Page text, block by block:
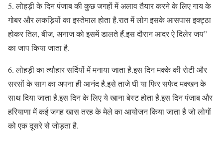
5. लोहड़ी के दिन पंजाब की कुछ जगहों में अलाव तैयार करने के लिए गाय के
गोबर और लकड़ियों का इस्तेमाल होता है.रात में लोग इसके आसपास इक्ट्ठा
होकर तिल, बीज, अनाज को इसमें डालते हैं.इस दौरान आदर ऐ दिलेर जय”
का जाप किया जाता है.
6. लोहड़ी का त्यौहार सर्दियों में मनाया जाता है.इस दिन मक्के की रोटी और
सरसों के साग का अपना ही आनंद है.इसे ताजे घी या फिर सफेद मक्खन के
साथ दिया जाता है.इस दिन के लिए ये खाना बेस्ट होता है.इस दिन पंजाब और
हरियाणा में कई जगह खास तरह के मेले का आयोजन किया जाता है जो लोगों
को एक दूसरे से जोड़ता है.